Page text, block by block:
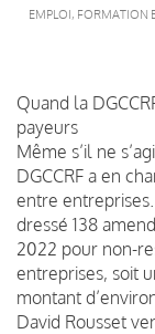
EMPLOI, FORMATION
Quand la
payeurs
Même s’il ne
DGCCRF a en
entre
dressé 138
2022 pour non-
entreprises, soit
montant
David Rousset